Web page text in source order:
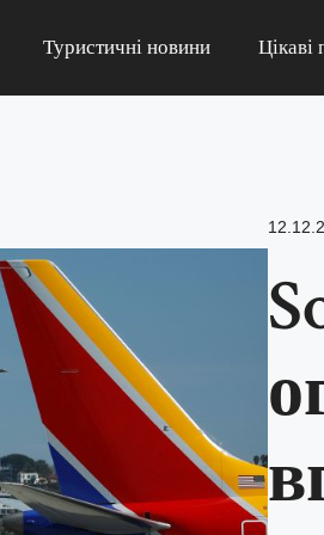
Туристичні новини Цікаві